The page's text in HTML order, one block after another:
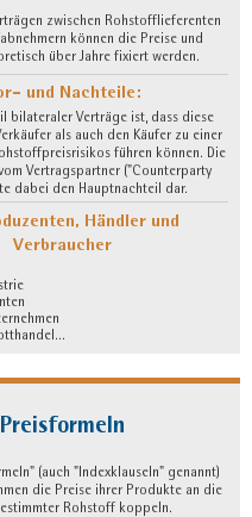
zwischen Rohstofflieferenten
können die Preise und
über Jahre fixiert werden.
und Nachteile:
bilateraler Verträge ist, dass diese
als auch den Käufer zu einer
führen können. Die
Vertragspartner ("Counterparty
dabei den Hauptnachteil dar.
Händler und
Verbraucher
Preisformeln
(auch "Indexklauseln" genannt)
die Preise ihrer Produkte an die
Rohstoff koppeln.